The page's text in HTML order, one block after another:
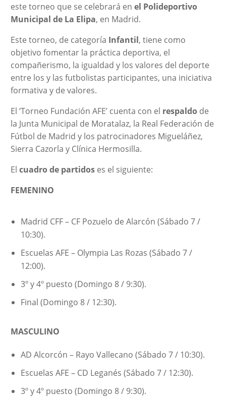
este torneo que se celebrará en el Polideportivo
Municipal de La Elipa, en Madrid.
Este torneo, de categoría Infantil, tiene como
objetivo fomentar la práctica deportiva, el
compañerismo, la igualdad y los valores del deporte
entre los y las futbolistas participantes, una iniciativa
formativa y de valores.
El ‘Torneo Fundación AFE’ cuenta con el respaldode
la Junta Municipal de Moratalaz, la Real Federación de
Fútbol de Madrid y los patrocinadores Migueláñez,
Sierra Cazorla y Clínica Hermosilla.
El cuadro de partidoses el siguiente:
FEMENINO
Madrid CFF – CF Pozuelo de Alarcón (Sábado 7 /
10:30).
Escuelas AFE – Olympia Las Rozas (Sábado 7 /
12:00).
3º y 4º puesto (Domingo 8 / 9:30).
Final (Domingo 8 / 12:30).
MASCULINO
AD Alcorcón – Rayo Vallecano (Sábado 7 / 10:30).
Escuelas AFE – CD Leganés (Sábado 7 / 12:30).
3º y 4º puesto (Domingo 8 / 9:30).